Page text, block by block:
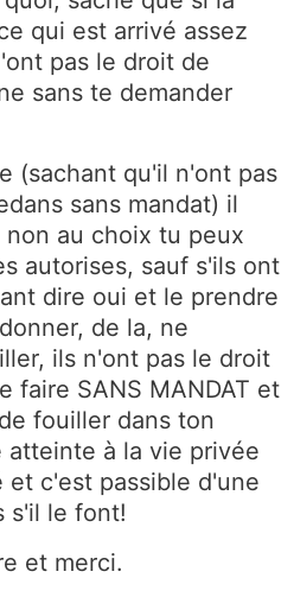
qui est arrivé assez
pas le droit de
sans te demander
(sachant qu'il n'ont pas
sans mandat) il
au choix tu peux
autorises, sauf s'ils ont
dire oui et le prendre
de la, ne
ils n'ont pas le droit
faire SANS MANDAT et
fouiller dans ton
à la vie privée
c'est passible d'une
s'il le font!
et merci.